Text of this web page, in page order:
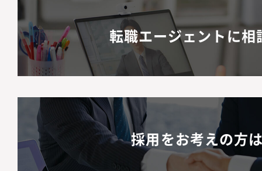
転職エージェントに相
採用をお考えの方